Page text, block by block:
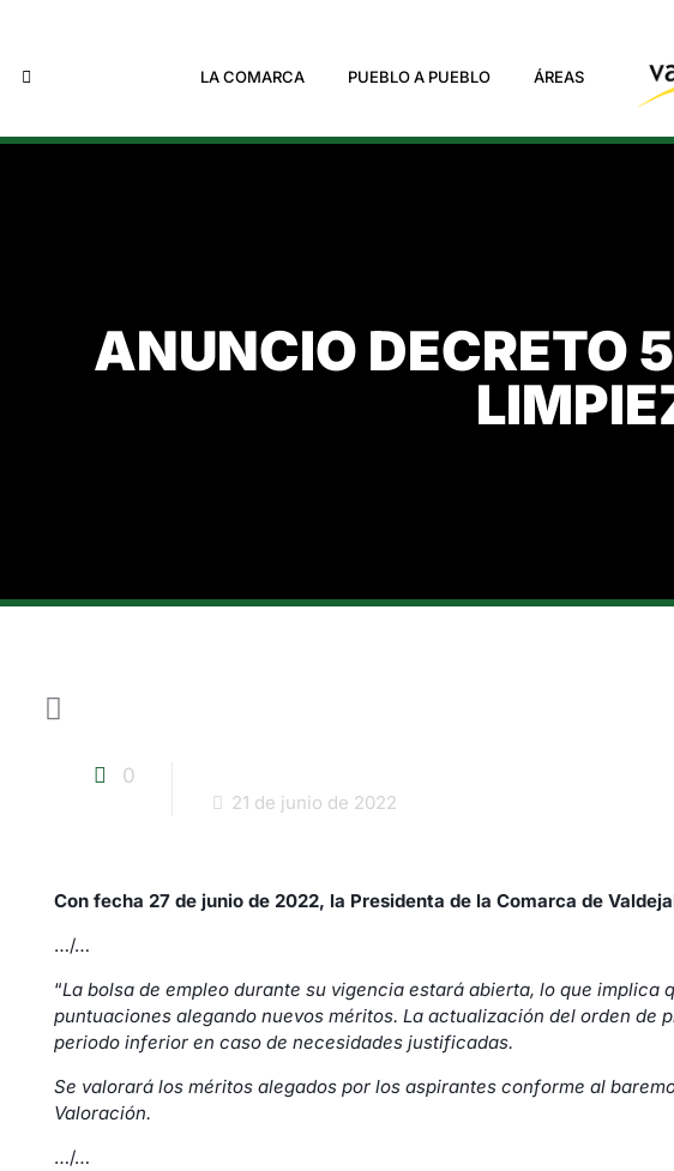
LA COMARCA PUEBLO A PUEBLO ÁREAS
ANUNCIO DECRETO
0
21 de junio de 2022
Con fecha 27 de junio de 2022, la Presidenta de la Comarca de
…/…
“La bolsa de empleo durante su vigencia estará abierta, lo que
puntuaciones alegando nuevos méritos. La actualización del orden
periodo inferior en caso de necesidades justificadas.
Se valorará los méritos alegados por los aspirantes conforme al
Valoración.
…/…